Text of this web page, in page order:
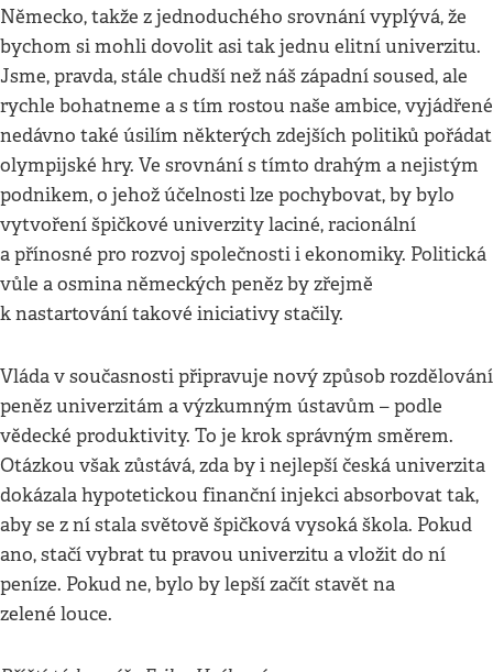
Německo, takže z jednoduchého srovnání vyplývá, že
bychom si mohli dovolit asi tak jednu elitní univerzitu.
Jsme, pravda, stále chudší než náš západní soused, ale
rychle bohatneme a s tím rostou naše ambice, vyjádřené
nedávno také úsilím některých zdejších politiků pořádat
olympijské hry. Ve srovnání s tímto drahým a nejistým
podnikem, o jehož účelnosti lze pochybovat, by bylo
vytvoření špičkové univerzity laciné, racionální
a přínosné pro rozvoj společnosti i ekonomiky. Politická
vůle a osmina německých peněz by zřejmě
k nastartování takové iniciativy stačily.
Vláda v současnosti připravuje nový způsob rozdělování
peněz univerzitám a výzkumným ústavům – podle
vědecké produktivity. To je krok správným směrem.
Otázkou však zůstává, zda by i nejlepší česká univerzita
dokázala hypotetickou finanční injekci absorbovat tak,
aby se z ní stala světově špičková vysoká škola. Pokud
ano, stačí vybrat tu pravou univerzitu a vložit do ní
peníze. Pokud ne, bylo by lepší začít stavět na
zelené louce.